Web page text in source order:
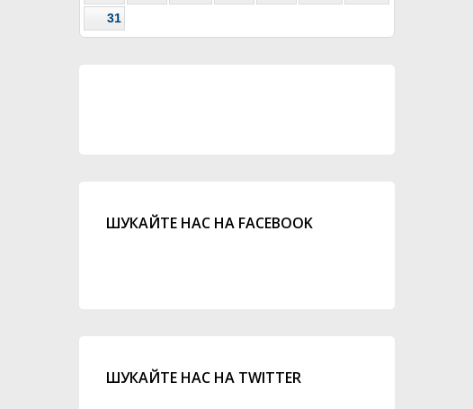
31
ШУКАЙТЕ НАС НА FACEBOOK
ШУКАЙТЕ НАС НА TWITTER